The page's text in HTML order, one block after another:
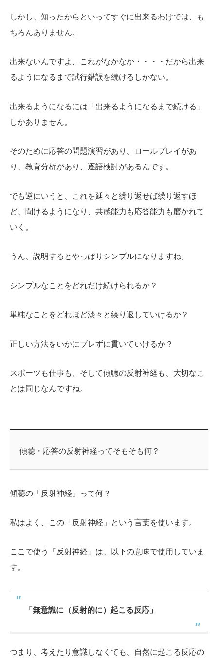
しかし、知ったからといってすぐに出来るわけでは、も
ちろんありません。
出来ないんですよ、これがなかなか・・・・だから出来
るようになるまで試行錯誤を続けるしかない。
出来るようになるには「出来るようになるまで続ける」
しかありません。
そのために応答の問題演習があり、ロールプレイがあ
り、教育分析があり、逐語検討があるんです。
でも逆にいうと、これを延々と繰り返せば繰り返すほ
ど、聞けるようになり、共感能力も応答能力も磨かれて
いく。
うん、説明するとやっぱりシンプルになりますね。
シンプルなことをどれだけ続けられるか？
単純なことをどれほど淡々と繰り返していけるか？
正しい方法をいかにブレずに貫いていけるか？
スポーツも仕事も、そして傾聴の反射神経も、大切なこ
とは同じなんですね。
傾聴・応答の反射神経ってそもそも何？
傾聴の「反射神経」って何？
私はよく、この「反射神経」という言葉を使います。
ここで使う「反射神経」は、以下の意味で使用していま
す。
「無意識に（反射的に）起こる反応」
つまり、考えたり意識しなくても、自然に起こる反応の